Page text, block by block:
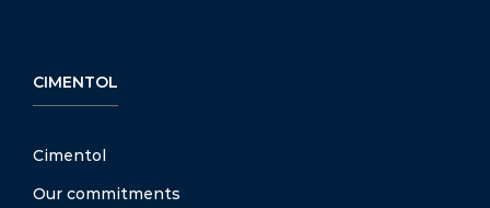
CIMENTOL
Cimentol
Our commitments